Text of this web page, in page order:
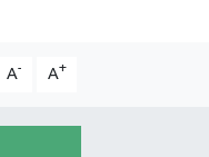
A- A+